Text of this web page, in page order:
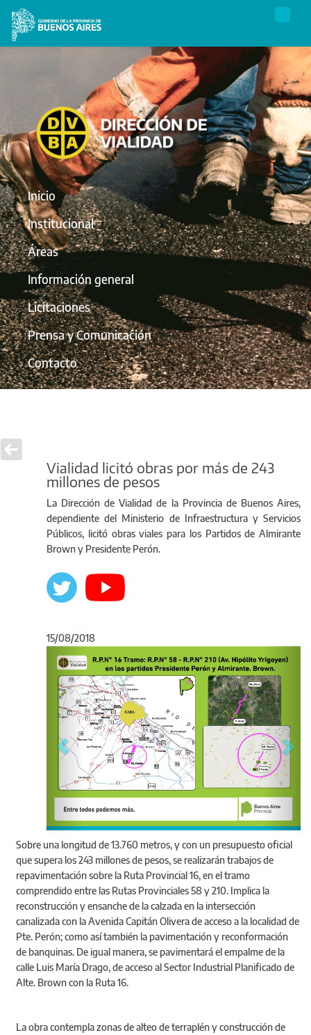
Inicio
Institucional
Áreas
Información general
Licitaciones
Prensa y Comunicación
Contacto
Vialidad licitó obras por más de 243
millones de pesos
La Dirección de Vialidad de la Provincia de Buenos Aires,
dependiente del Ministerio de Infraestructura y Servicios
Públicos, licitó obras viales para los Partidos de Almirante
Brown y Presidente Perón.
15/08/2018
Acto de licitación en la DVBA
Anterior
Sobre una longitud de 13.760 metros, y con un presupuesto oficial
que supera los 243 millones de pesos, se realizarán trabajos de
repavimentación sobre la Ruta Provincial 16, en el tramo
comprendido entre las Rutas Provinciales 58 y 210. Implica la
reconstrucción y ensanche de la calzada en la intersección
canalizada con la Avenida Capitán Olivera de acceso a la localidad de
Pte. Perón; como así también la pavimentación y reconformación
de banquinas. De igual manera, se pavimentará el empalme de la
calle Luis María Drago, de acceso al Sector Industrial Planificado de
Alte. Brown con la Ruta 16.
La obra contempla zonas de alteo de terraplén y construcción de